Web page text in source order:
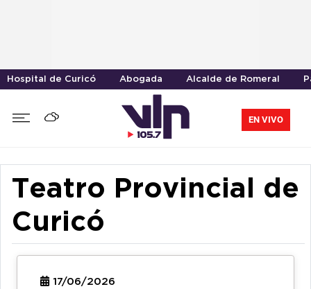
Hospital de Curicó Abogada Alcalde de Romeral
EN VIVO
Teatro Provincial de
Curicó
17/06/2026